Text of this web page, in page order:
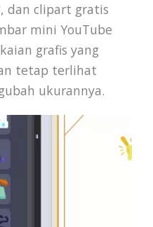
dan clipart gratis
mini YouTube
grafis yang
tetap terlihat
ukurannya.